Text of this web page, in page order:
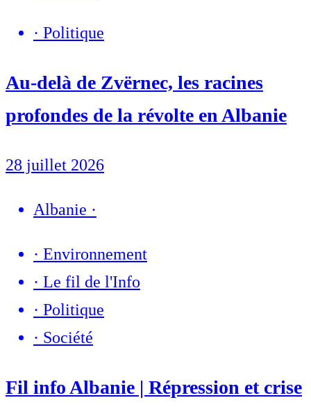
· Politique
Au-delà de Zvërnec, les racines
profondes de la révolte en Albanie
28 juillet 2026
Albanie ·
· Environnement
· Le fil de l'Info
· Politique
· Société
Fil info Albanie | Répression et crise